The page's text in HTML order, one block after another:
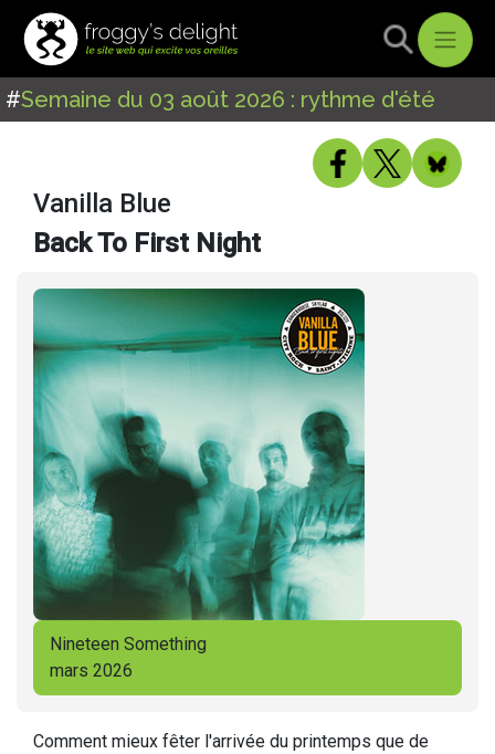
#Semaine du 03 août 2026 : rythme d'été
Vanilla Blue
Back To First Night
Nineteen Something
mars 2026
Comment mieux fêter l'arrivée du printemps que de